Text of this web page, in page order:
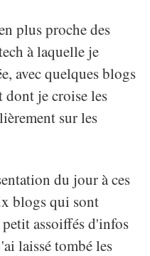
plus proche des
à laquelle je
avec quelques blogs
dont je croise les
sur les
du jour à ces
blogs qui sont
assoiffés d'infos
laissé tombé les